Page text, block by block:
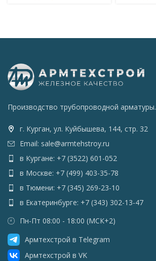
Производство трубопроводной арматуры.
г. Курган, ул. Куйбышева, 144, стр. 32
Email: sale@armtehstroy.ru
в Кургане: +7 (3522) 601-052
в Москве: +7 (499) 403-35-78
в Тюмени: +7 (345) 269-23-10
в Екатеринбурге: +7 (343) 302-13-47
Пн-Пт 08:00 - 18:00 (МСК+2)
Армтехстрой в Telegram
Армтехстрой в VK